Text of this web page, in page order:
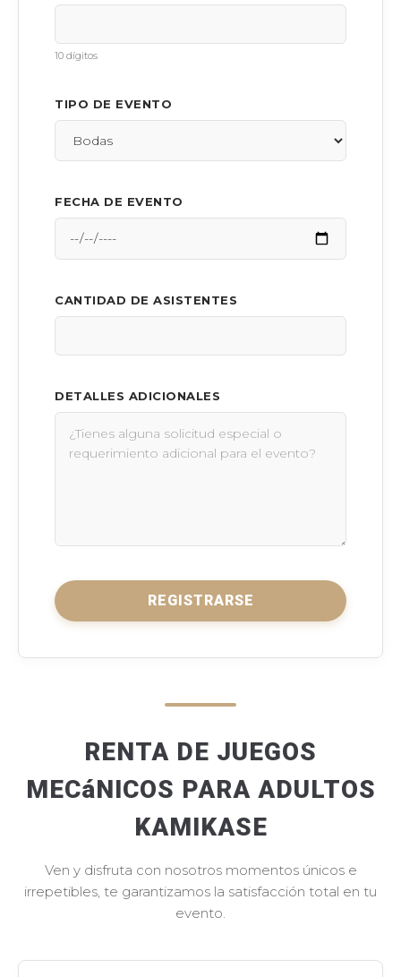
10 dígitos
TIPO DE EVENTO
FECHA DE EVENTO
CANTIDAD DE ASISTENTES
DETALLES ADICIONALES
REGISTRARSE
RENTA DE JUEGOS
MECáNICOS PARA ADULTOS
KAMIKASE
Ven y disfruta con nosotros momentos únicos e
irrepetibles, te garantizamos la satisfacción total en tu
evento.